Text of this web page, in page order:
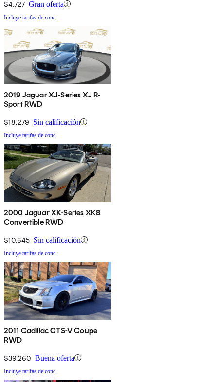
$4,727 Gran oferta
Incluye tarifas de conc.
2019 Jaguar XJ-Series XJ R-
Sport RWD
$18,279 Sin calificación
Incluye tarifas de conc.
2000 Jaguar XK-Series XK8
Convertible RWD
$10,645 Sin calificación
Incluye tarifas de conc.
2011 Cadillac CTS-V Coupe
RWD
$39,260 Buena oferta
Incluye tarifas de conc.